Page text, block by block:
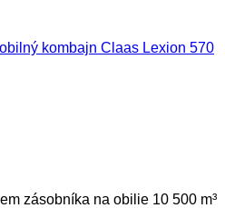
obilný kombajn Claas Lexion 570
zásobníka na obilie 10 500 m³